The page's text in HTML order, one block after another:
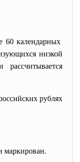
60 календарных
низкой
рассчитывается
рублях
маркирован.